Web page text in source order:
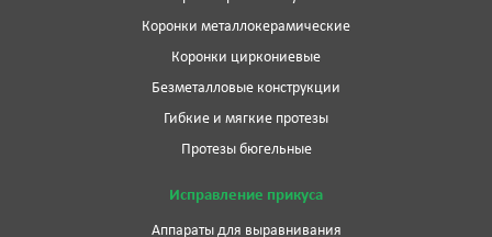
Коронки металлокерамические
Коронки циркониевые
Безметалловые конструкции
Гибкие и мягкие протезы
Протезы бюгельные
Исправление прикуса
Аппараты для выравнивания